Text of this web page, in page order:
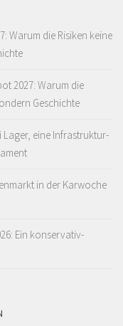
Warum die Risiken keine
2027: Warum die
Geschichte
Lager, eine Infrastruktur-
in der Karwoche
Ein konservativ-